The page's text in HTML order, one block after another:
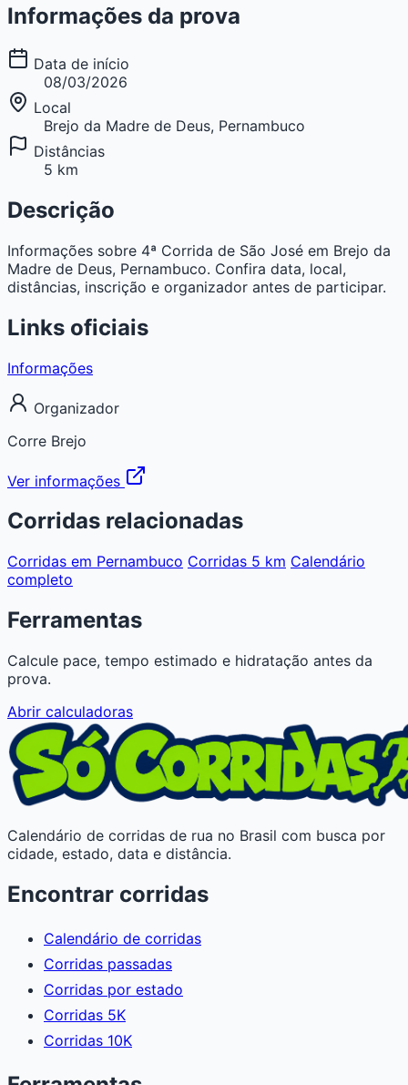
Informações da prova
Data de início
08/03/2026
Local
Brejo da Madre de Deus, Pernambuco
Distâncias
5 km
Descrição
Informações sobre 4ª Corrida de São José em Brejo da
Madre de Deus, Pernambuco. Confira data, local,
distâncias, inscrição e organizador antes de participar.
Links oficiais
Informações
Organizador
Corre Brejo
Ver informações
Corridas relacionadas
Corridas em Pernambuco Corridas 5 km Calendário
completo
Ferramentas
Calcule pace, tempo estimado e hidratação antes da
prova.
Abrir calculadoras
Calendário de corridas de rua no Brasil com busca por
cidade, estado, data e distância.
Encontrar corridas
Calendário de corridas
Corridas passadas
Corridas por estado
Corridas 5K
Corridas 10K